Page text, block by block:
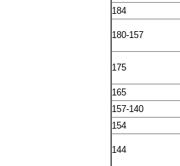
184
180-157
175
165
157-140
154
144